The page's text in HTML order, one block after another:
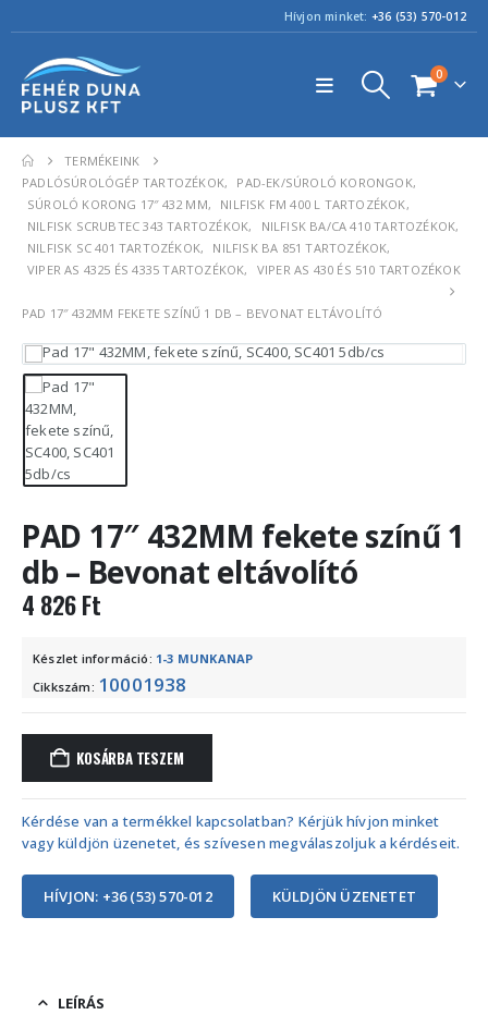
Hívjon minket: +36 (53) 570-012
0
TERMÉKEINK
PADLÓSÚROLÓGÉP TARTOZÉKOK, PAD-EK/SÚROLÓ KORONGOK,
SÚROLÓ KORONG 17″ 432 MM, NILFISK FM 400 L TARTOZÉKOK,
NILFISK SCRUBTEC 343 TARTOZÉKOK, NILFISK BA/CA 410 TARTOZÉKOK,
NILFISK SC 401 TARTOZÉKOK, NILFISK BA 851 TARTOZÉKOK,
VIPER AS 4325 ÉS 4335 TARTOZÉKOK, VIPER AS 430 ÉS 510 TARTOZÉKOK
PAD 17″ 432MM FEKETE SZÍNŰ 1 DB – BEVONAT ELTÁVOLÍTÓ
PAD 17″ 432MM fekete színű 1
db – Bevonat eltávolító
4 826Ft
Készlet információ: 1-3 MUNKANAP
Cikkszám: 10001938
KOSÁRBA TESZEM
Kérdése van a termékkel kapcsolatban? Kérjük hívjon minket
vagy küldjön üzenetet, és szívesen megválaszoljuk a kérdéseit.
HÍVJON: +36 (53) 570-012 KÜLDJÖN ÜZENETET
LEÍRÁS